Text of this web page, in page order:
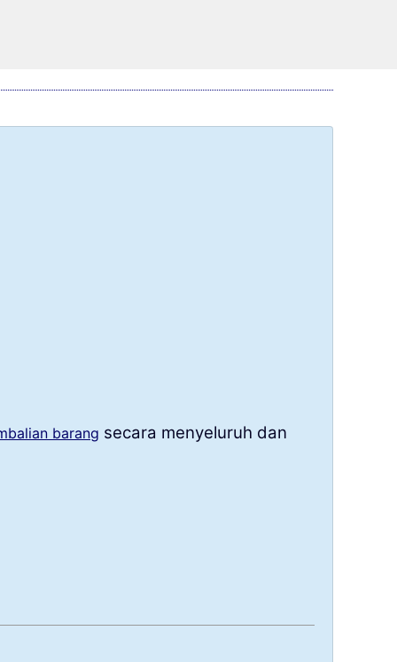
barang secara menyeluruh dan